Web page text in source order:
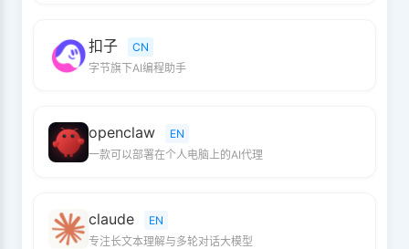
扣子
CN
字节旗下AI编程助手
openclaw
EN
一款可以部署在个人电脑上的AI代理
claude
EN
专注长文本理解与多轮对话大模型